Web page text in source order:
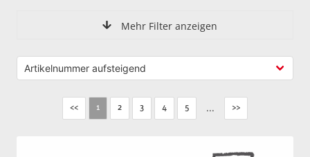
Mehr Filter anzeigen
<< 1 2 3 4 5 ... >>